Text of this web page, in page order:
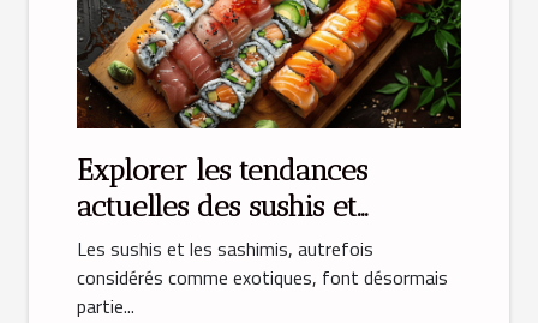
Explorer les tendances
actuelles des sushis et
sashimis
Les sushis et les sashimis, autrefois
considérés comme exotiques, font désormais
partie...